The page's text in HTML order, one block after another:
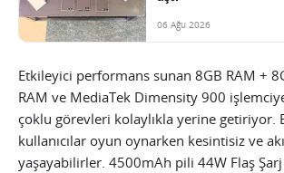
06 Ağu 2026
Etkileyici performans sunan 8GB RAM +
RAM ve MediaTek Dimensity 900
çoklu görevleri kolaylıkla yerine getiriyor.
kullanıcılar oyun oynarken kesintisiz ve
yaşayabilirler. 4500mAh pili 44W Flaş